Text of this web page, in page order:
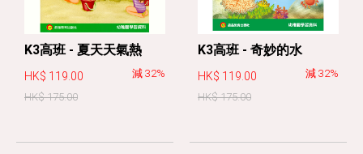
K3高班 - 夏天天氣熱
HK$ 119.00
HK$ 175.00
減 32%
K3高班 - 奇妙的水
HK$ 119.00
HK$ 175.00
減 32%